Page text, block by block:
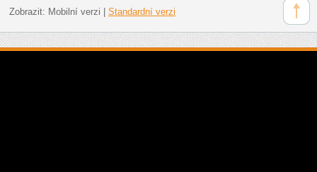
Zobrazit: Mobilní verzi Standardní verzi